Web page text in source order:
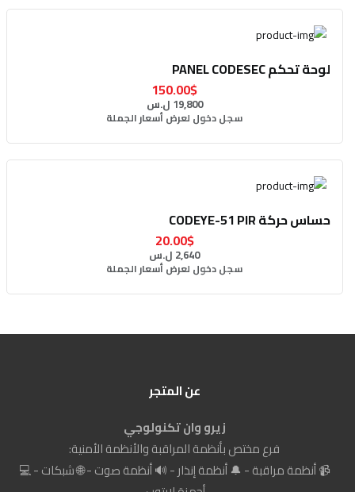
لوحة تحكم PANEL CODESEC
150.00$
19,800 ل.س
سجل دخول لعرض أسعار الجملة
حساس حركة CODEYE-51 PIR
20.00$
2,640 ل.س
سجل دخول لعرض أسعار الجملة
عن المتجر
زيرو وان تكنولوجي
فرع مختص بأنظمة المراقبة والأنظمة الأمنية:
📹 أنظمة مراقبة - 🔔 أنظمة إنذار - 🔊 أنظمة صوت - 🌐 شبكات - 💻